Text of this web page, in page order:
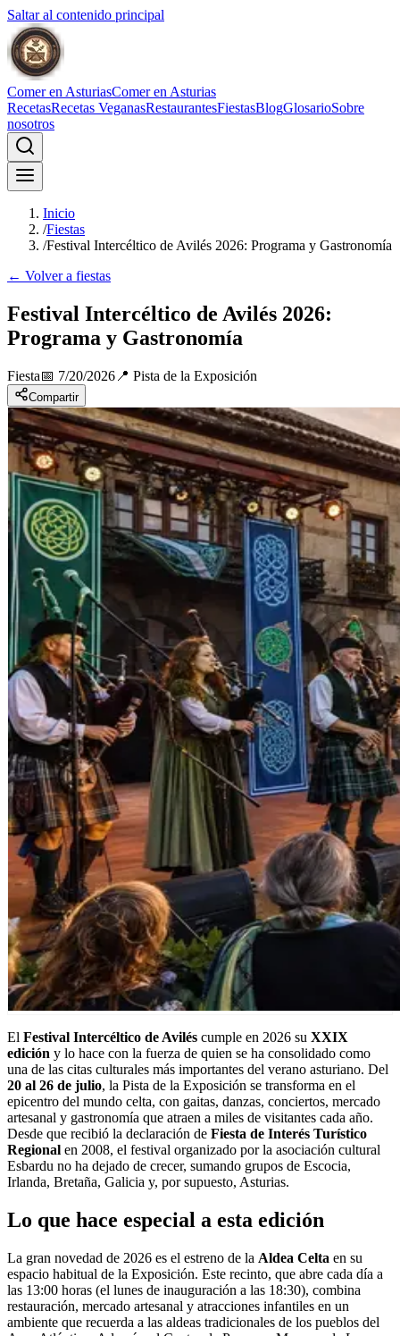
Saltar al contenido principal
Comer en AsturiasComer en Asturias
RecetasRecetas VeganasRestaurantesFiestasBlogGlosarioSobre
nosotros
Inicio
/Fiestas
/Festival Intercéltico de Avilés 2026: Programa y Gastronomía
← Volver a fiestas
Festival Intercéltico de Avilés 2026:
Programa y Gastronomía
Fiesta📅 7/20/2026 📍 Pista de la Exposición
Compartir
El Festival Intercéltico de Avilés cumple en 2026 su XXIX
edición y lo hace con la fuerza de quien se ha consolidado como
una de las citas culturales más importantes del verano asturiano. Del
20 al 26 de julio, la Pista de la Exposición se transforma en el
epicentro del mundo celta, con gaitas, danzas, conciertos, mercado
artesanal y gastronomía que atraen a miles de visitantes cada año.
Desde que recibió la declaración de Fiesta de Interés Turístico
Regional en 2008, el festival organizado por la asociación cultural
Esbardu no ha dejado de crecer, sumando grupos de Escocia,
Irlanda, Bretaña, Galicia y, por supuesto, Asturias.
Lo que hace especial a esta edición
La gran novedad de 2026 es el estreno de la Aldea Celta en su
espacio habitual de la Exposición. Este recinto, que abre cada día a
las 13:00 horas (el lunes de inauguración a las 18:30), combina
restauración, mercado artesanal y atracciones infantiles en un
ambiente que recuerda a las aldeas tradicionales de los pueblos del